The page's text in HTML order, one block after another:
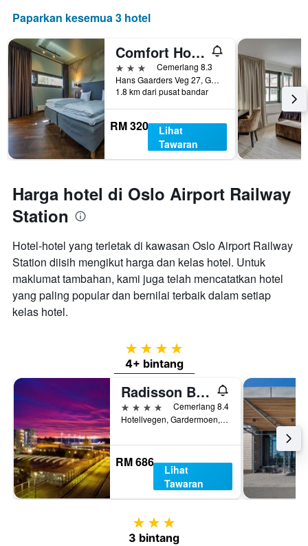
Paparkan kesemua 3 hotel
Comfort Hotel Runway
3 bintangCemerlang 8.3
Hans Gaarders Veg 27, Gardermoen, Akershus, Norway
1.8 km dari pusat bandar
RM 320
Lihat
Tawaran
Harga hotel di Oslo Airport Railway
Station
Hotel-hotel yang terletak di kawasan Oslo Airport Railway
Station diisih mengikut harga dan kelas hotel. Untuk
maklumat tambahan, kami juga telah mencatatkan hotel
yang paling popular dan bernilai terbaik dalam setiap
kelas hotel.
4 bintang
4+ bintang
Radisson Blu Airport Hotel, Oslo Gardermoen
4 bintang
Cemerlang 8.4
Hotellvegen, Gardermoen, Gardermoen, Akershus, Norway
RM 686
Lihat
Tawaran
3 bintang
3 bintang